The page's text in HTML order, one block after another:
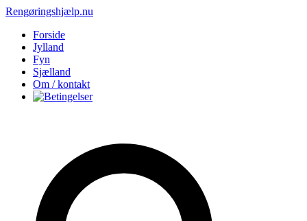
Rengøringshjælp.nu
Forside
Jylland
Fyn
Sjælland
Om / kontakt